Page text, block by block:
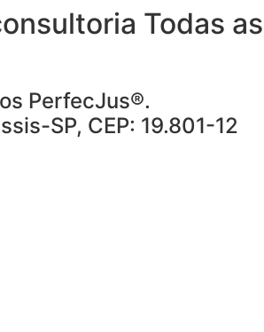
Todas
PerfecJus®.
SP, CEP: 19.801-12